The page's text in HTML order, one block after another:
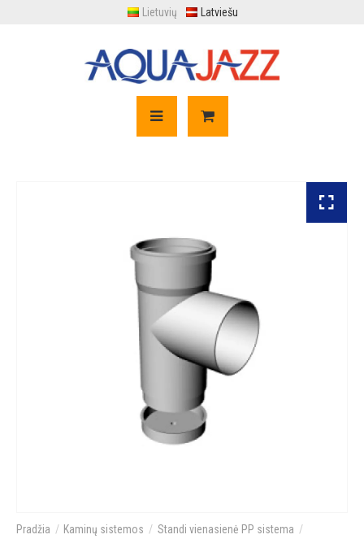
Lietuvių Latviešu
Kaminų sistemos Standi vienasienė PP sistema